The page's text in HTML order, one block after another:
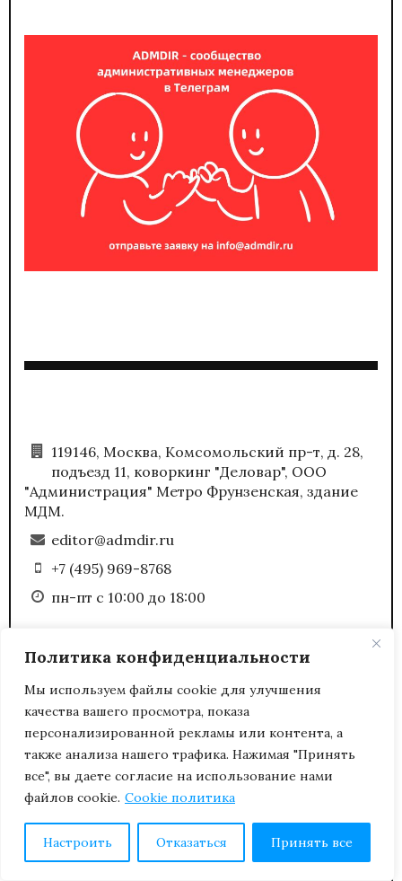
Политика конфиденциальности
Мы используем файлы cookie для улучшения
качества вашего просмотра, показа
персонализированной рекламы или контента, а
также анализа нашего трафика. Нажимая "Принять
все", вы даете согласие на использование нами
файлов cookie. Cookie политика
Настроить Отказаться Принять все
119146, Москва, Комсомольский пр-т, д. 28,
подъезд 11, коворкинг "Деловар", ООО
"Администрация" Метро Фрунзенская, здание
МДМ.
editor@admdir.ru
+7 (495) 969-8768
пн-пт с 10:00 до 18:00
(С) Полное или частичное копирование любых
материалов сайта возможно только с
письменного разрешения редакции журнала
«Административный директор».